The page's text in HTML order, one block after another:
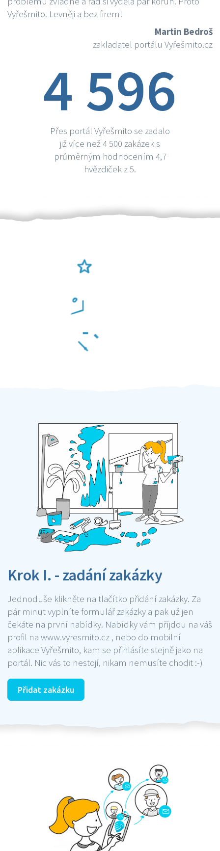
Vyřešmito. Levněji a bez firem!
Martin Bedroš
zakladatel portálu Vyřešmito.cz
4 596
Přes portál Vyřešmito se zadalo
již více než 4 500 zakázek s
průměrným hodnocením 4,7
hvězdiček z 5.
Krok I. - zadání zakázky
Jednoduše klikněte na tlačítko přidání zakázky. Za
pár minut vyplníte formulář zakázky a pak už jen
čekáte na první nabídky. Nabídky vám příjdou na váš
profil na www.vyresmito.cz , nebo do mobilní
aplikace Vyřešmito, kam se přihlásíte stejně jako na
portál. Nic vás to nestojí, nikam nemusíte chodit :-)
Přidat zakázku